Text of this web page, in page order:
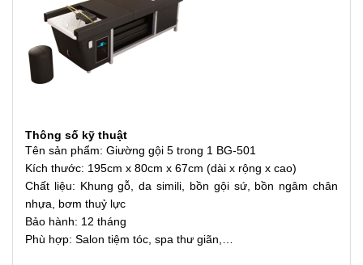
Thông số kỹ thuật
Tên sản phẩm: Giường gội 5 trong 1 BG-501
Kích thước: 195cm x 80cm x 67cm (dài x rộng x cao)
Chất liệu: Khung gỗ, da simili, bồn gội sứ, bồn ngâm chân
nhựa, bơm thuỷ lực
Bảo hành: 12 tháng
Phù hợp: Salon tiệm tóc, spa thư giãn,…